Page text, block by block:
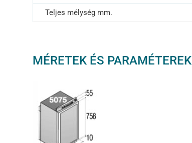
Teljes mélység mm.
MÉRETEK ÉS PARAMÉTEREK